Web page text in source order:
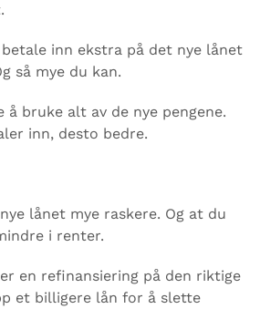
betale inn ekstra på det nye lånet
så mye du kan.
å bruke alt av de nye pengene.
inn, desto bedre.
lånet mye raskere. Og at du
i renter.
en refinansiering på den riktige
et billigere lån for å slette